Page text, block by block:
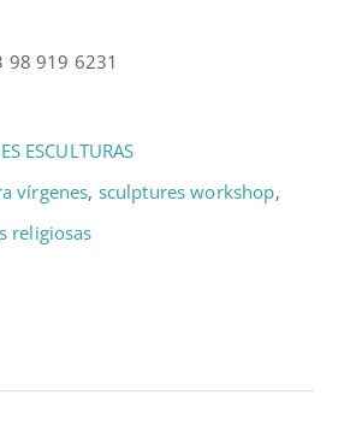
98 919 6231
ESCULTURAS
vírgenes, sculptures workshop,
religiosas